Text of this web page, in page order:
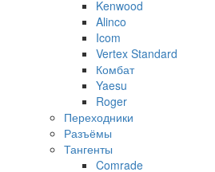
Kenwood
Alinco
Icom
Vertex Standard
Комбат
Yaesu
Roger
Переходники
Разъёмы
Тангенты
Comrade